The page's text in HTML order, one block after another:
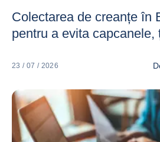
Colectarea de creanțe în
pentru a evita capcanele,
23 / 07 / 2026